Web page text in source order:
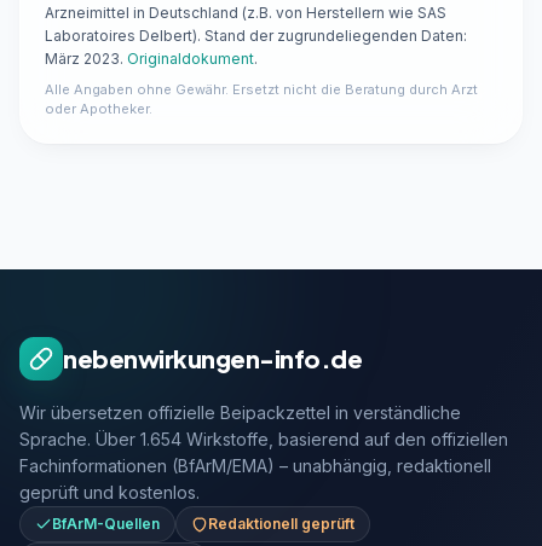
Arzneimittel in Deutschland (z.B. von Herstellern wie SAS
Laboratoires Delbert). Stand der zugrundeliegenden Daten:
März 2023. Originaldokument.
Alle Angaben ohne Gewähr. Ersetzt nicht die Beratung durch Arzt
oder Apotheker.
nebenwirkungen-info.de
Wir übersetzen offizielle Beipackzettel in verständliche
Sprache. Über 1.654 Wirkstoffe, basierend auf den offiziellen
Fachinformationen (BfArM/EMA) – unabhängig, redaktionell
geprüft und kostenlos.
BfArM-Quellen
Redaktionell geprüft